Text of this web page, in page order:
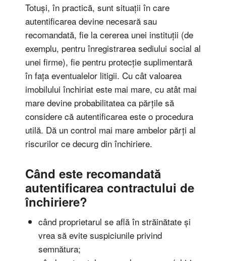
Totuși, în practică, sunt situații în care
autentificarea devine necesară sau
recomandată, fie la cererea unei instituții (de
exemplu, pentru înregistrarea sediului social al
unei firme), fie pentru protecție suplimentară
în fața eventualelor litigii. Cu cât valoarea
imobilului închiriat este mai mare, cu atât mai
mare devine probabilitatea ca părțile să
considere că autentificarea este o procedura
utilă. Dă un control mai mare ambelor părți al
riscurilor ce decurg din închiriere.
Când este recomandată
autentificarea contractului de
închiriere?
când proprietarul se află în străinătate și
vrea să evite suspiciunile privind
semnătura;